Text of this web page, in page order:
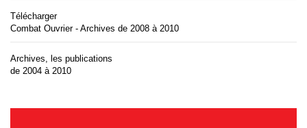
Télécharger
Combat Ouvrier - Archives de 2008 à 2010
Archives, les publications
de 2004 à 2010